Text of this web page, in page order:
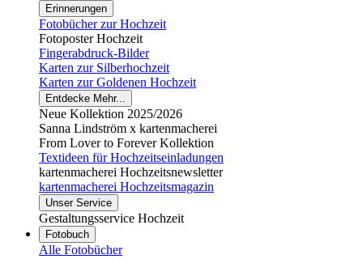
Erinnerungen
Fotobücher zur Hochzeit
Fotoposter Hochzeit
Fingerabdruck-Bilder
Karten zur Silberhochzeit
Karten zur Goldenen Hochzeit
Entdecke Mehr...
Neue Kollektion 2025/2026
Sanna Lindström x kartenmacherei
From Lover to Forever Kollektion
Textideen für Hochzeitseinladungen
kartenmacherei Hochzeitsnewsletter
kartenmacherei Hochzeitsmagazin
Unser Service
Gestaltungsservice Hochzeit
Fotobuch
Alle Fotobücher